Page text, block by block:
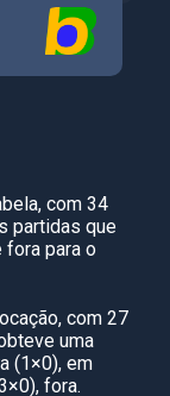
com 34
partidas que
fora para o
com 27
uma
(1×0), em
fora.